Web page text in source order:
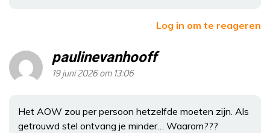
Log in om te reageren
paulinevanhooff
19 juni 2026 om 13:06
Het AOW zou per persoon hetzelfde moeten zijn. Als
getrouwd stel ontvang je minder… Waarom???